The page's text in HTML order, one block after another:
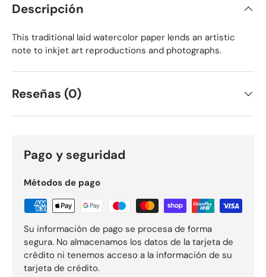
Descripción
This traditional laid watercolor paper lends an artistic
note to inkjet art reproductions and photographs.
Reseñas (0)
Pago y seguridad
Métodos de pago
Su información de pago se procesa de forma
segura. No almacenamos los datos de la tarjeta de
crédito ni tenemos acceso a la información de su
tarjeta de crédito.